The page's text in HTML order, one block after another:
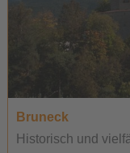
Bruneck
Historisch und